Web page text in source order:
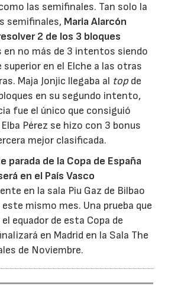
las semifinales. Tan solo la
semifinales, Maria Alarcón
2 de los 3 bloques
en no más de 3 intentos siendo
en el Elche a las otras
Maja Jonjic llegaba al top de
en su segundo intento,
fue el único que consiguió
Pérez se hizo con 3 bonus
mejor clasificada.
parada de la Copa de España
en el País Vasco
en la sala Piu Gaz de Bilbao
este mismo mes. Una prueba que
equador de esta Copa de
en Madrid en la Sala The
de Noviembre.